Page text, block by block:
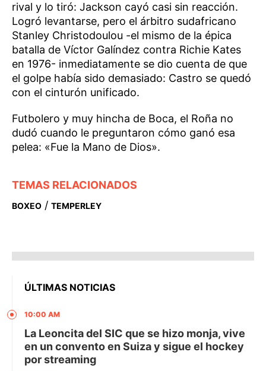
rival y lo tiró: Jackson cayó casi sin reacción.
Logró levantarse, pero el árbitro sudafricano
Stanley Christodoulou -el mismo de la épica
batalla de Víctor Galíndez contra Richie Kates
en 1976- inmediatamente se dio cuenta de que
el golpe había sido demasiado: Castro se quedó
con el cinturón unificado.
Futbolero y muy hincha de Boca, el Roña no
dudó cuando le preguntaron cómo ganó esa
pelea: «Fue la Mano de Dios».
TEMAS RELACIONADOS
BOXEO / TEMPERLEY
ÚLTIMAS NOTICIAS
10:00 AM
La Leoncita del SIC que se hizo monja, vive
en un convento en Suiza y sigue el hockey
por streaming